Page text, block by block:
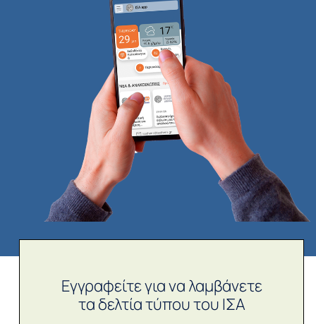
Εγγραφείτε για να λαμβάνετε
τα δελτία τύπου του ΙΣΑ